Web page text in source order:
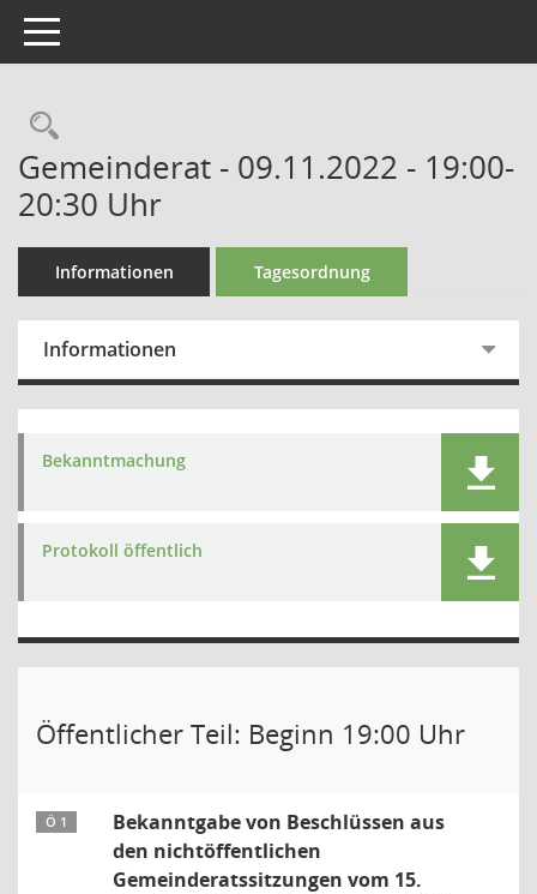
Toggle navigation
Gemeinderat - 09.11.2022 - 19:00-
20:30 Uhr
Informationen Tagesordnung
Informationen
Bekanntmachung
Protokoll öffentlich
Öffentlicher Teil: Beginn 19:00 Uhr
Ö 1
Bekanntgabe von Beschlüssen aus
den nichtöffentlichen
Gemeinderatssitzungen vom 15.